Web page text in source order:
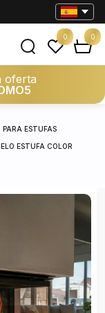
oferta
0 0
PARA ESTUFAS
ESTUFA COLOR